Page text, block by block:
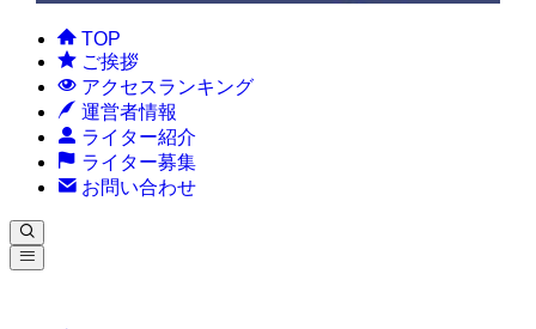
TOP
ご挨拶
アクセスランキング
運営者情報
ライター紹介
ライター募集
お問い合わせ